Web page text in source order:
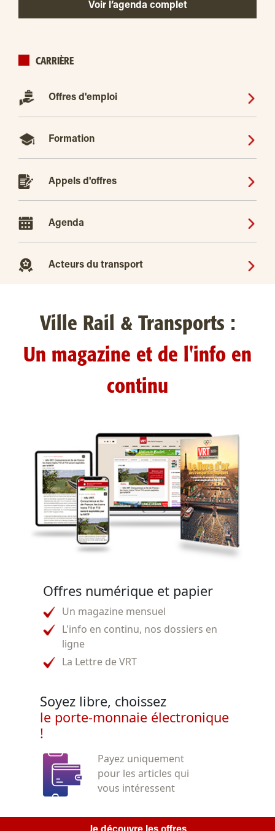
Voir l’agenda complet
CARRIÈRE
Offres d'emploi
Formation
Appels d'offres
Agenda
Acteurs du transport
Ville Rail & Transports :
Un magazine et de l'info en
continu
Offres numérique et papier
Un magazine mensuel
L'info en continu, nos dossiers en
ligne
La Lettre de VRT
Soyez libre, choissez
le porte-monnaie électronique
!
Payez uniquement
pour les articles qui
vous intéressent